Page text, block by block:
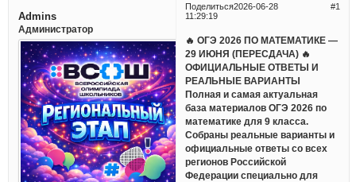
Поделиться 1
2026-06-28
11:29:19
Admins
Администратор
🔥 ОГЭ 2026 ПО МАТЕМАТИКЕ —
29 ИЮНЯ (ПЕРЕСДАЧА) 🔥
ОФИЦИАЛЬНЫЕ ОТВЕТЫ И
РЕАЛЬНЫЕ ВАРИАНТЫ
Полная и самая актуальная
база материалов ОГЭ 2026 по
математике для 9 класса.
Собраны реальные варианты и
официальные ответы со всех
регионов Российской
Федерации специально для